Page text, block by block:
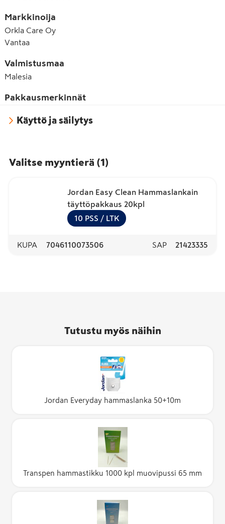
Markkinoija
Orkla Care Oy
Vantaa
Valmistusmaa
Malesia
Pakkausmerkinnät
Käyttö ja säilytys
Valitse myyntierä (1)
Jordan Easy Clean Hammaslankain
täyttöpakkaus 20kpl
10 PSS / LTK
KUPA 7046110073506 SAP 21423335
Tutustu myös näihin
Jordan Everyday hammaslanka 50+10m
Transpen hammastikku 1000 kpl muovipussi 65 mm